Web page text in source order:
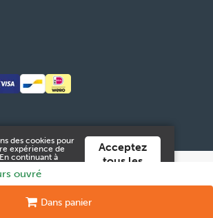
ouvré
Dans panier
Numéro d'entreprise: 0551.965.335
byTilroy.
& Contact
Cookies Données personnelles
des cookies pour
expérience de
continuant à
dans notre
.
Acceptez
tous les